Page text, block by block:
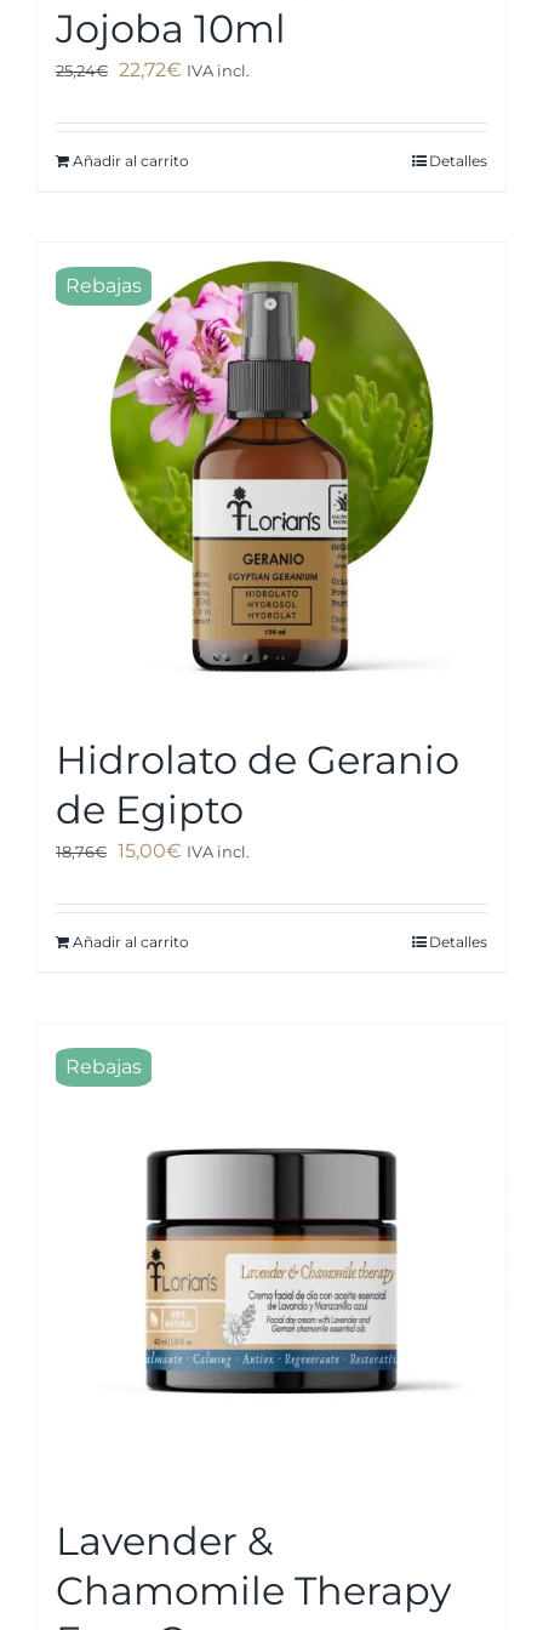
Jojoba 10ml
25,24€ El
original
era:
22,72€El
actual
es:
IVA incl.
Añadir al carrito Detalles
Rebajas
Hidrolato de Geranio
de Egipto
18,76€ El
original
era:
15,00€El
actual
es:
IVA incl.
Añadir al carrito Detalles
Rebajas
Lavender &
Chamomile Therapy